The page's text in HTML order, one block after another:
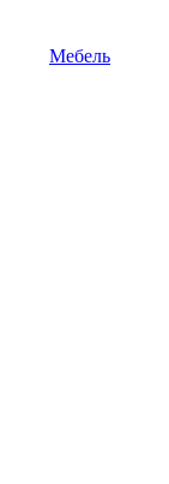
Мебель